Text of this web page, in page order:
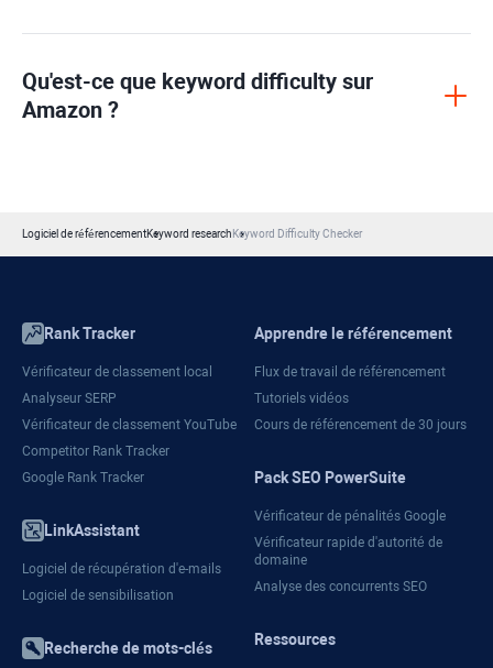
Qu'est-ce que keyword difficulty sur
Amazon ?
Logiciel de référencementKeyword researchKeyword Difficulty Checker
Rank Tracker
Vérificateur de classement local
Analyseur SERP
Vérificateur de classement YouTube
Competitor Rank Tracker
Google Rank Tracker
LinkAssistant
Logiciel de récupération d'e-mails
Logiciel de sensibilisation
Recherche de mots-clés
Apprendre le référencement
Flux de travail de référencement
Tutoriels vidéos
Cours de référencement de 30 jours
Pack SEO PowerSuite
Vérificateur de pénalités Google
Vérificateur rapide d'autorité de
domaine
Analyse des concurrents SEO
Ressources